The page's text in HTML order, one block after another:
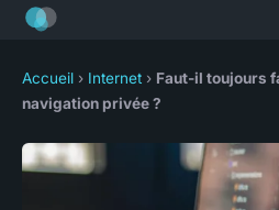
Accueil › Internet › Faut-il toujours
navigation privée ?